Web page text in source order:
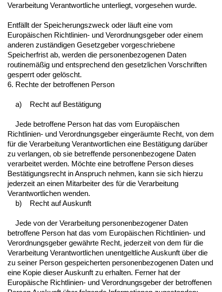
Verarbeitung Verantwortliche unterliegt, vorgesehen wurde.
Entfällt der Speicherungszweck oder läuft eine vom
Europäischen Richtlinien- und Verordnungsgeber oder einem
anderen zuständigen Gesetzgeber vorgeschriebene
Speicherfrist ab, werden die personenbezogenen Daten
routinemäßig und entsprechend den gesetzlichen Vorschriften
gesperrt oder gelöscht.
6. Rechte der betroffenen Person
a) Recht auf Bestätigung
Jede betroffene Person hat das vom Europäischen
Richtlinien- und Verordnungsgeber eingeräumte Recht, von dem
für die Verarbeitung Verantwortlichen eine Bestätigung darüber
zu verlangen, ob sie betreffende personenbezogene Daten
verarbeitet werden. Möchte eine betroffene Person dieses
Bestätigungsrecht in Anspruch nehmen, kann sie sich hierzu
jederzeit an einen Mitarbeiter des für die Verarbeitung
Verantwortlichen wenden.
b) Recht auf Auskunft
Jede von der Verarbeitung personenbezogener Daten
betroffene Person hat das vom Europäischen Richtlinien- und
Verordnungsgeber gewährte Recht, jederzeit von dem für die
Verarbeitung Verantwortlichen unentgeltliche Auskunft über die
zu seiner Person gespeicherten personenbezogenen Daten und
eine Kopie dieser Auskunft zu erhalten. Ferner hat der
Europäische Richtlinien- und Verordnungsgeber der betroffenen